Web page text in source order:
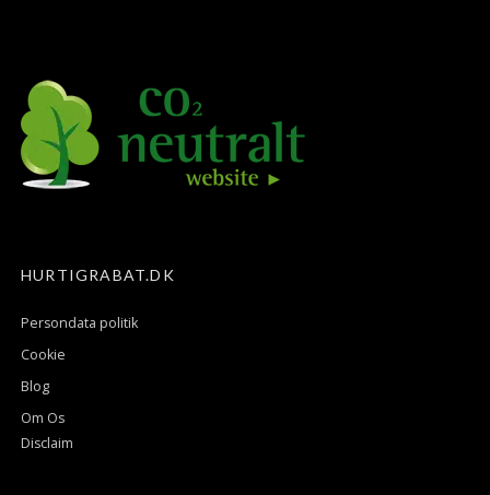
HURTIGRABAT.DK
Persondata politik
Cookie
Blog
Om Os
Disclaim